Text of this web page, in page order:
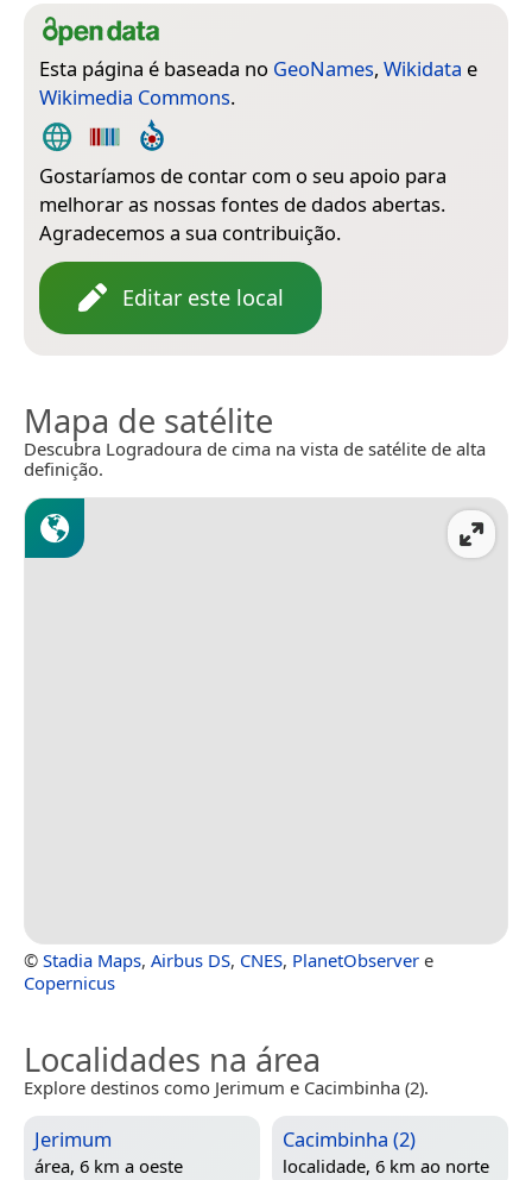
Esta página é baseada no GeoNames, Wikidata e
Wikimedia Commons.
Gostaríamos de contar com o seu apoio para
melhorar as nossas fontes de dados abertas.
Agradecemos a sua contribuição.
Editar este local
Mapa de satélite
Descubra Logradoura de cima na vista de satélite de alta
definição.
© Stadia Maps, Airbus DS, CNES, PlanetObserver e
Copernicus
Localidades na área
Explore destinos como Jerimum e Cacimbinha (2).
Jerimum
área, 6 km a oeste
Cacimbinha (2)
localidade, 6 km ao norte